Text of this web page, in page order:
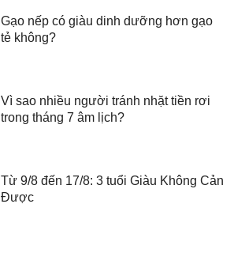
Gạo nếp có giàu dinh dưỡng hơn gạo
tẻ không?
Vì sao nhiều người tránh nhặt tiền rơi
trong tháng 7 âm lịch?
Từ 9/8 đến 17/8: 3 tuổi Giàu Không Cản
Được